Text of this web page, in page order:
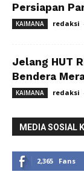
Persiapan
KAIMANA redaksi -
Jelang HUT
Bendera
KAIMANA redaksi -
MEDIA SOSIAL
2,365 Fans